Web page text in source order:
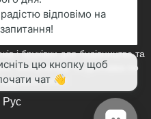
сайту
і бруківки для будівництва та
консультації та доставка по
легко!
Рус